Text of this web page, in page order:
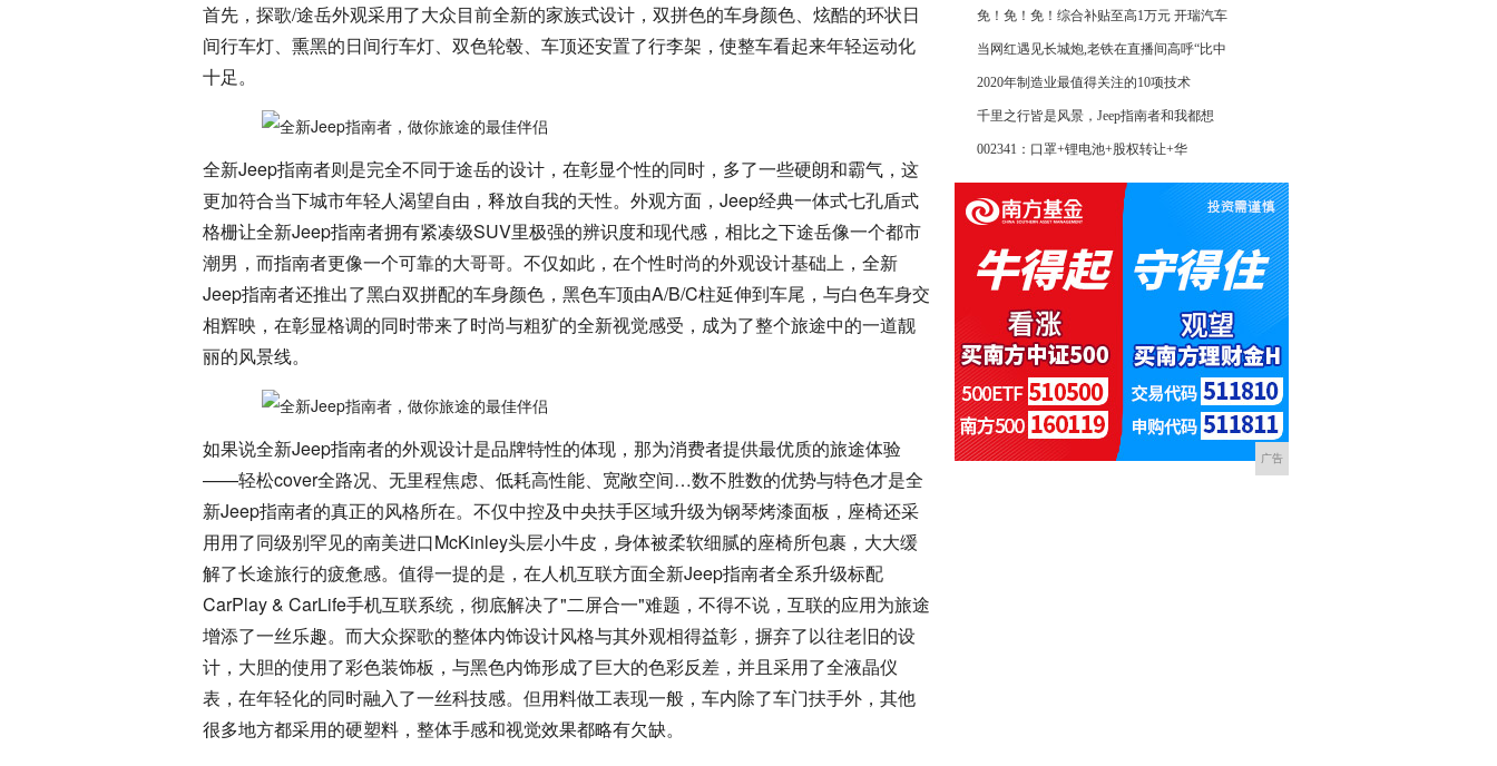
首先，探歌/途岳外观采用了大众目前全新的家族式设计，双拼色的车身颜色、炫酷的环状日
间行车灯、熏黑的日间行车灯、双色轮毂、车顶还安置了行李架，使整车看起来年轻运动化
十足。
全新Jeep指南者则是完全不同于途岳的设计，在彰显个性的同时，多了一些硬朗和霸气，这
更加符合当下城市年轻人渴望自由，释放自我的天性。外观方面，Jeep经典一体式七孔盾式
格栅让全新Jeep指南者拥有紧凑级SUV里极强的辨识度和现代感，相比之下途岳像一个都市
潮男，而指南者更像一个可靠的大哥哥。不仅如此，在个性时尚的外观设计基础上，全新
Jeep指南者还推出了黑白双拼配的车身颜色，黑色车顶由A/B/C柱延伸到车尾，与白色车身交
相辉映，在彰显格调的同时带来了时尚与粗犷的全新视觉感受，成为了整个旅途中的一道靓
丽的风景线。
如果说全新Jeep指南者的外观设计是品牌特性的体现，那为消费者提供最优质的旅途体验
——轻松cover全路况、无里程焦虑、低耗高性能、宽敞空间…数不胜数的优势与特色才是全
新Jeep指南者的真正的风格所在。不仅中控及中央扶手区域升级为钢琴烤漆面板，座椅还采
用用了同级别罕见的南美进口McKinley头层小牛皮，身体被柔软细腻的座椅所包裹，大大缓
解了长途旅行的疲惫感。值得一提的是，在人机互联方面全新Jeep指南者全系升级标配
CarPlay & CarLife手机互联系统，彻底解决了"二屏合一"难题，不得不说，互联的应用为旅途
增添了一丝乐趣。而大众探歌的整体内饰设计风格与其外观相得益彰，摒弃了以往老旧的设
计，大胆的使用了彩色装饰板，与黑色内饰形成了巨大的色彩反差，并且采用了全液晶仪
表，在年轻化的同时融入了一丝科技感。但用料做工表现一般，车内除了车门扶手外，其他
很多地方都采用的硬塑料，整体手感和视觉效果都略有欠缺。
免！免！免！综合补贴至高1万元 开瑞汽车
当网红遇见长城炮,老铁在直播间高呼“比中
2020年制造业最值得关注的10项技术
千里之行皆是风景，Jeep指南者和我都想
002341：口罩+锂电池+股权转让+华
广告